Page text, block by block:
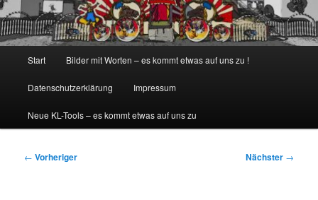
Start Bilder mit Worten – es kommt etwas auf uns zu !
Datenschutzerklärung Impressum
Neue KL-Tools – es kommt etwas auf uns zu
Beitragsnavigation
← Vorheriger Nächster →